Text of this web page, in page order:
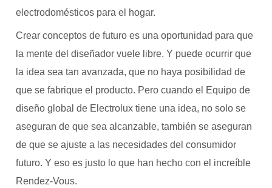
electrodomésticos para el hogar.
Crear conceptos de futuro es una oportunidad para que
la mente del diseñador vuele libre. Y puede ocurrir que
la idea sea tan avanzada, que no haya posibilidad de
que se fabrique el producto. Pero cuando el Equipo de
diseño global de Electrolux tiene una idea, no solo se
aseguran de que sea alcanzable, también se aseguran
de que se ajuste a las necesidades del consumidor
futuro. Y eso es justo lo que han hecho con el increíble
Rendez-Vous.